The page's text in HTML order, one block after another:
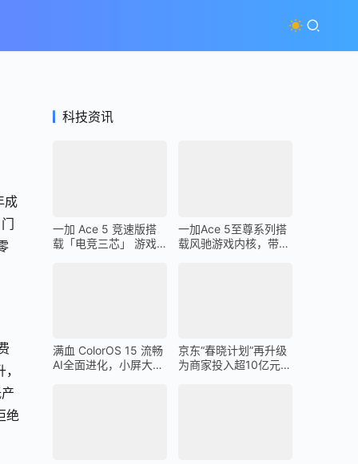
成
绝
科技资讯
一加 Ace 5 竞速版搭
载「电竞三芯」 游戏
一加Ace 5至尊系列搭
载风驰游戏内核，带来
满血 ColorOS 15 流畅
AI全面进化，小屏大魔
京东“春晓计划”再升级
为商家投入超10亿元广